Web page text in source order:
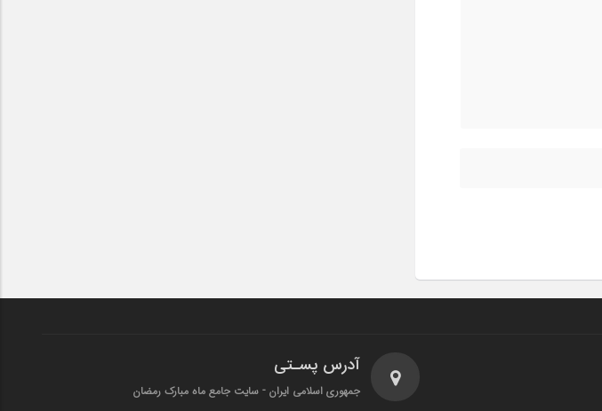
آدرس پسـتی
جمهوری اسلامی ایران - سایت جامع ماه مبارک رمضان